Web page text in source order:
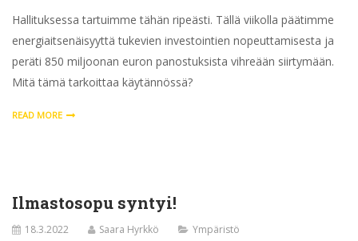
Hallituksessa tartuimme tähän ripeästi. Tällä viikolla päätimme
energiaitsenäisyyttä tukevien investointien nopeuttamisesta ja
peräti 850 miljoonan euron panostuksista vihreään siirtymään.
Mitä tämä tarkoittaa käytännössä?
READ MORE
Ilmastosopu syntyi!
18.3.2022 Saara Hyrkkö
Ympäristö